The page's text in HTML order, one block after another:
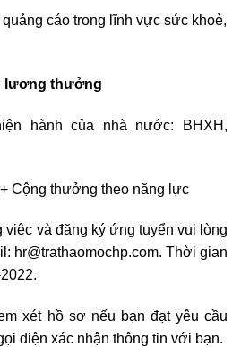
cáo trong lĩnh vực sức khoẻ,
lương thưởng
hành của nhà nước: BHXH,
Cộng thưởng theo năng lực
và đăng ký ứng tuyển vui lòng
hr@trathaomochp.com. Thời gian
xét hồ sơ nếu bạn đạt yêu cầu
điện xác nhận thông tin với bạn.